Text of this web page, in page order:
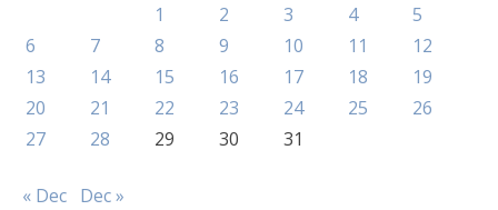
1
2 3 4
5
6
7 8 9 10 11
12
13
14 15 16 17 18
19
20
21 22 23 24 25
26
27
28 29 30 31
« Dec Dec »